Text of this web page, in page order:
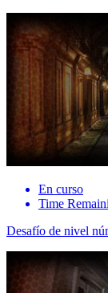
En curso
Time
Desafío de nivel